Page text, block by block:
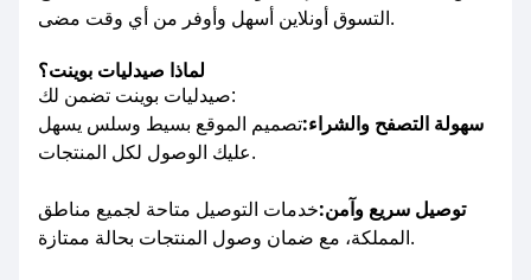
التسوق أونلاين أسهل وأوفر من أي وقت مضى.
لماذا صيدليات بوينت؟
صيدليات بوينت تضمن لك:
سهولة التصفح والشراء:تصميم الموقع بسيط وسلس يسهل
عليك الوصول لكل المنتجات.
توصيل سريع وآمن:خدمات التوصيل متاحة لجميع مناطق
المملكة، مع ضمان وصول المنتجات بحالة ممتازة.